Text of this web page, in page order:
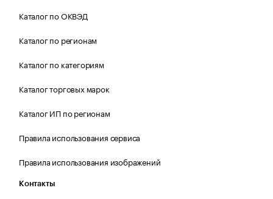
Каталог по ОКВЭД
Каталог по регионам
Каталог по категориям
Каталог торговых марок
Каталог ИП по регионам
Правила использования сервиса
Правила использования изображений
Контакты